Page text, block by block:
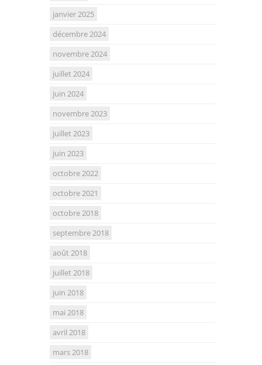
janvier 2025
décembre 2024
novembre 2024
juillet 2024
juin 2024
novembre 2023
juillet 2023
juin 2023
octobre 2022
octobre 2021
octobre 2018
septembre 2018
août 2018
juillet 2018
juin 2018
mai 2018
avril 2018
mars 2018